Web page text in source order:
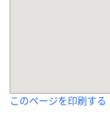
このページを印刷する